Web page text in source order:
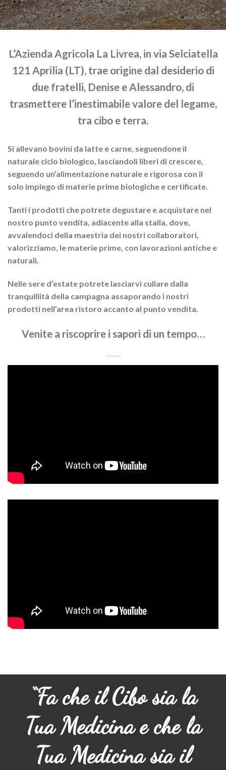
L’Azienda Agricola La Livrea, in via Selciatella
121 Aprilia (LT), trae origine dal desiderio di
due fratelli, Denise e Alessandro, di
trasmettere l’inestimabile valore del legame,
tra cibo e terra.
Si allevano bovini da latte e carne, seguendone il
naturale ciclo biologico, lasciandoli liberi di crescere,
seguendo un’alimentazione naturale e rigorosa con il
solo impiego di materie prime biologiche e certificate.
Tanti i prodotti che potrete degustare e acquistare nel
nostro punto vendita, adiacente alla stalla, dove,
avvalendoci della maestria dei nostri collaboratori,
valorizziamo, le materie prime, con lavorazioni antiche e
naturali.
Nelle sere d’estate potrete lasciarvi cullare dalla
tranquillità della campagna assaporando i nostri
prodotti nell’area ristoro accanto al punto vendita.
Venite a riscoprire i sapori di un tempo…
“Fa che il Cibo sia la
Tua Medicina e che la
Tua Medicina sia il